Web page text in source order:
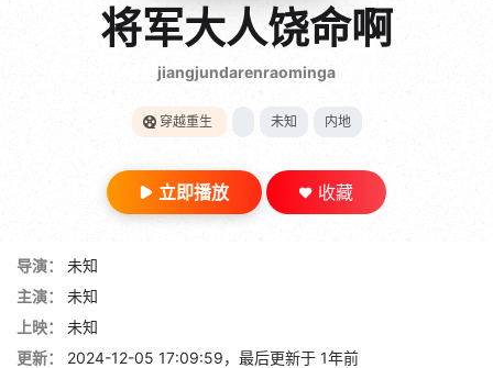
28短剧
将军大人饶命啊
jiangjundarenraominga
穿越重生 未知 内地
立即播放 收藏
导演：
未知
主演：
未知
上映：
未知
更新：
2024-12-05 17:09:59，最后更新于 1年前